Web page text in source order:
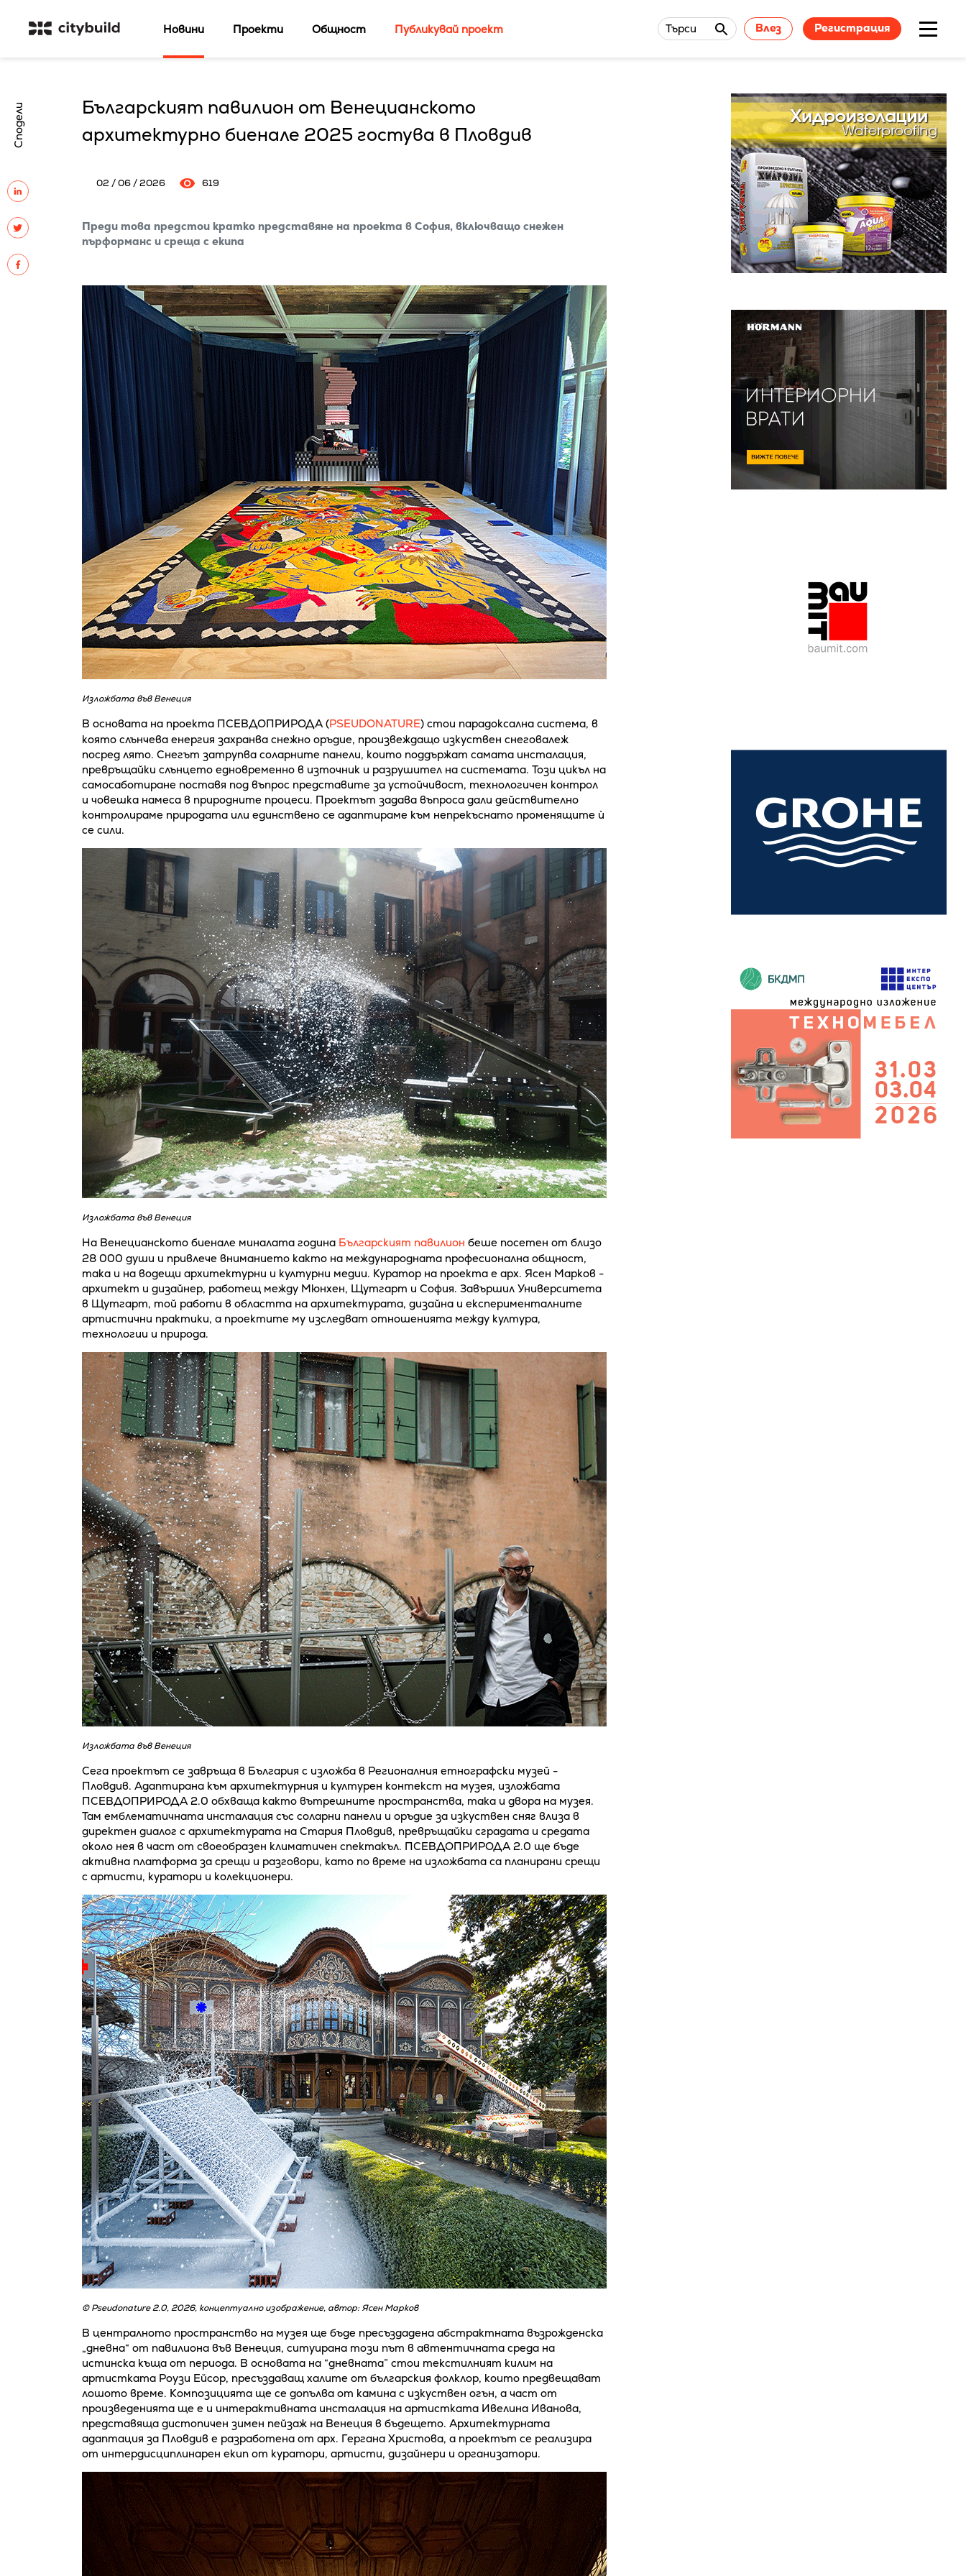
Новини Проекти Общност Публикувай проект Търси Влез Регистрация
Сподели
Българският павилион от Венецианското
архитектурно биенале 2025 гостува в Пловдив
02 / 06 / 2026 619
Преди това предстои кратко представяне на проекта в София, включващо снежен
пърформанс и среща с екипа
Изложбата във Венеция
В основата на проекта ПСЕВДОПРИРОДА (PSEUDONATURE) стои парадоксална система, в
която слънчева енергия захранва снежно оръдие, произвеждащо изкуствен снеговалеж
посред лято. Снегът затрупва соларните панели, които поддържат самата инсталация,
превръщайки слънцето едновременно в източник и разрушител на системата. Този цикъл на
самосаботиране поставя под въпрос представите за устойчивост, технологичен контрол
и човешка намеса в природните процеси. Проектът задава въпроса дали действително
контролираме природата или единствено се адаптираме към непрекъснато променящите ѝ
се сили.
Изложбата във Венеция
На Венецианското биенале миналата година Българският павилион беше посетен от близо
28 000 души и привлече вниманието както на международната професионална общност,
така и на водещи архитектурни и културни медии. Куратор на проекта е арх. Ясен Марков -
архитект и дизайнер, работещ между Мюнхен, Щутгарт и София. Завършил Университета
в Щутгарт, той работи в областта на архитектурата, дизайна и експерименталните
артистични практики, а проектите му изследват отношенията между култура,
технологии и природа.
Изложбата във Венеция
Сега проектът се завръща в България с изложба в Регионалния етнографски музей -
Пловдив. Адаптирана към архитектурния и културен контекст на музея, изложбата
ПСЕВДОПРИРОДА 2.0 обхваща както вътрешните пространства, така и двора на музея.
Там емблематичната инсталация със соларни панели и оръдие за изкуствен сняг влиза в
директен диалог с архитектурата на Стария Пловдив, превръщайки сградата и средата
около нея в част от своеобразен климатичен спектакъл. ПСЕВДОПРИРОДА 2.0 ще бъде
активна платформа за срещи и разговори, като по време на изложбата са планирани срещи
с артисти, куратори и колекционери.
© Pseudonature 2.0, 2026, концептуално изображение, автор: Ясен Марков
В централното пространство на музея ще бъде пресъздадена абстрактната възрожденска
„дневна“ от павилиона във Венеция, ситуирана този път в автентичната среда на
истинска къща от периода. В основата на “дневната” стои текстилният килим на
артистката Роузи Ейсор, пресъздаващ халите от българския фолклор, които предвещават
лошото време. Композицията ще се допълва от камина с изкуствен огън, а част от
произведенията ще е и интерактивната инсталация на артистката Ивелина Иванова,
представяща дистопичен зимен пейзаж на Венеция в бъдещето. Архитектурната
адаптация за Пловдив е разработена от арх. Гергана Христова, а проектът се реализира
от интердисциплинарен екип от куратори, артисти, дизайнери и организатори.